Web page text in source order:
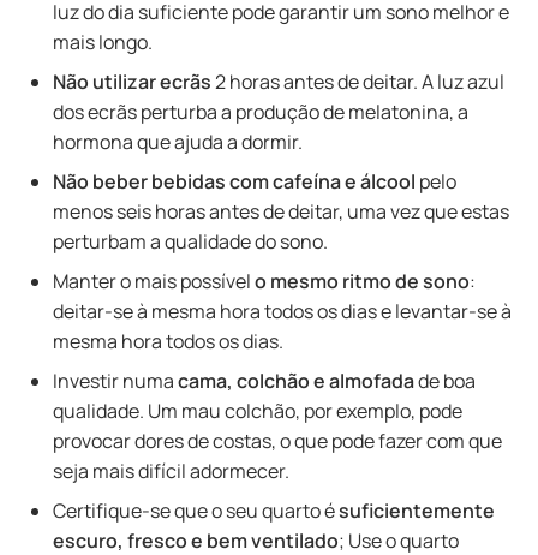
luz do dia suficiente pode garantir um sono melhor e
mais longo.
Não utilizar ecrãs2 horas antes de deitar. A luz azul
dos ecrãs perturba a produção de melatonina, a
hormona que ajuda a dormir.
Não beber bebidas com cafeína e álcool pelo
menos seis horas antes de deitar, uma vez que estas
perturbam a qualidade do sono.
Manter o mais possívelo mesmo ritmo de sono:
deitar-se à mesma hora todos os dias e levantar-se à
mesma hora todos os dias.
Investir numacama, colchão e almofadade boa
qualidade. Um mau colchão, por exemplo, pode
provocar dores de costas, o que pode fazer com que
seja mais difícil adormecer.
Certifique-se que o seu quarto ésuficientemente
escuro, fresco e bem ventilado; Use o quarto